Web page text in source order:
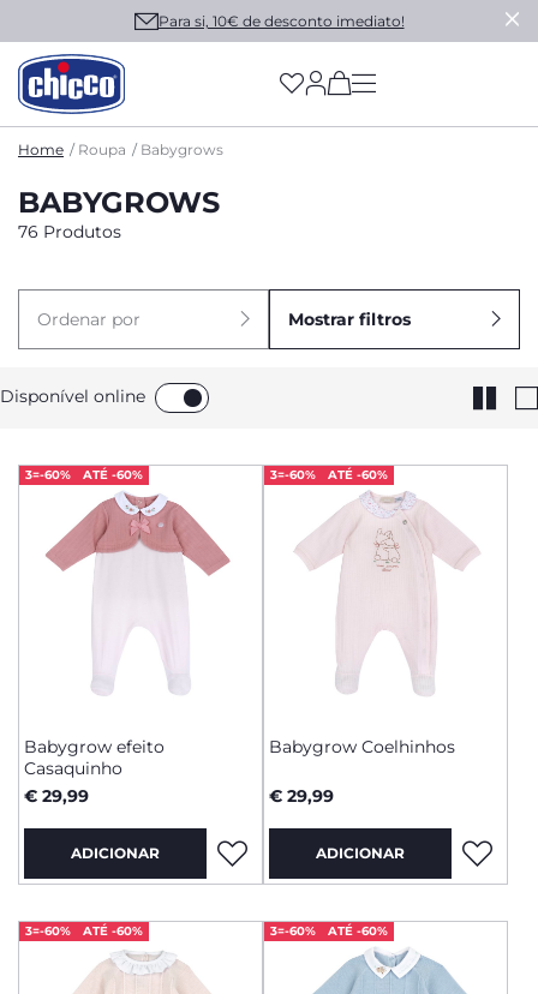
Para si, 10€ de desconto imediato!
(has more options
Home Roupa Babygrows
BABYGROWS
76 Produtos
Ordenar por Mostrar filtros
Disponível online
3=-60% ATÉ -60%
Babygrow efeito
Casaquinho
€ 29,99
ADICIONAR
3=-60% ATÉ -60%
Babygrow Coelhinhos
€ 29,99
ADICIONAR
3=-60% ATÉ -60% 3=-60% ATÉ -60%